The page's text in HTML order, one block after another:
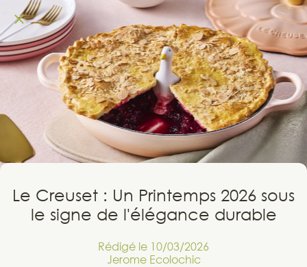
Le Creuset : Un Printemps 2026 sous
le signe de l'élégance durable
Rédigé le 10/03/2026
Jerome Ecolochic